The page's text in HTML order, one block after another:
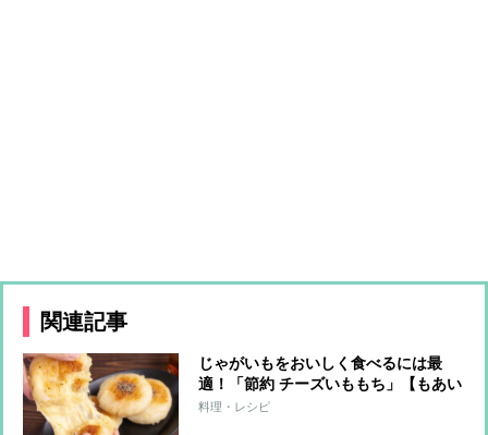
関連記事
じゃがいもをおいしく食べるには最
適！「節約 チーズいももち」【もあい
かすみ ラクウマレシピ】
料理・レシピ